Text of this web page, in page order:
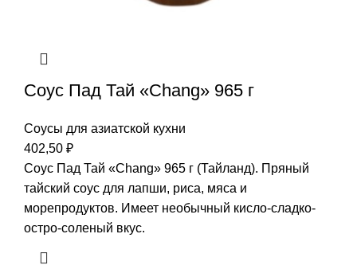
Соус Пад Тай «Chang» 965 г
Соусы для азиатской кухни
402,50 ₽
Соус Пад Тай «Chang» 965 г (Тайланд). Пряный
тайский соус для лапши, риса, мяса и
морепродуктов. Имеет необычный кисло-сладко-
остро-соленый вкус.